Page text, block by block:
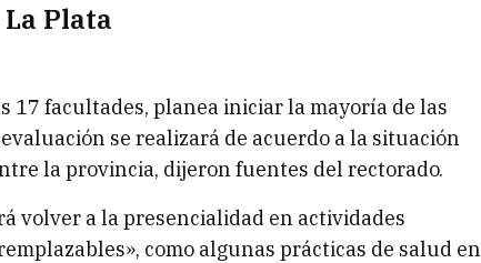
Plata
17 facultades, planea iniciar la mayoría de las
se realizará de acuerdo a la situación
la provincia, dijeron fuentes del rectorado.
volver a la presencialidad en actividades
como algunas prácticas de salud en